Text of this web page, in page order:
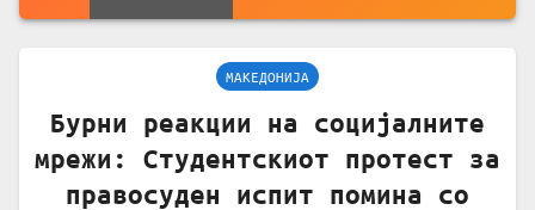
за чување на покрај
МАКЕДОНИЈА
Бурни реакции на социјалните
мрежи: Студентскиот протест за
правосуден испит помина со